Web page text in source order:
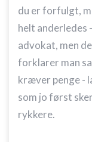
du er forfulgt,
helt anderledes
advokat, men
forklarer man
kræver penge -
som jo først
rykkere.